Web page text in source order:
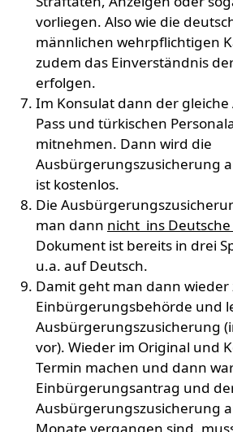
vorliegen. Also wie die
männlichen wehrpflichtigen
zudem das Einverständnis
erfolgen.
Im Konsulat dann der gleiche
Pass und türkischen
mitnehmen. Dann wird die
Ausbürgerungszusicherung
ist kostenlos.
Die
man dann nicht ins
Dokument ist bereits in drei
u.a. auf Deutsch.
Damit geht man dann wieder
Einbürgerungsbehörde und
Ausbürgerungszusicherung
vor). Wieder im Original und
Termin machen und dann
Einbürgerungsantrag und
Ausbürgerungszusicherung